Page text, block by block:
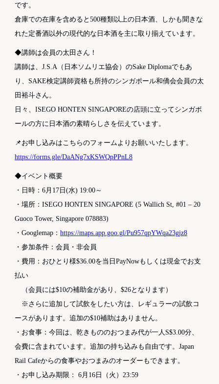
です。
倉庫での在庫を含めると500種類以上の日本酒、しかも聞きな
れた定番酒以外の現代的な日本酒を主に取り揃えています。
◆講師は会員の太田さん！
講師は、J.S.A（日本ソムリエ協会）のSake Diplomaでもあ
り、SAKE検定講師資格も所持のシンガポール和僑会会員の太
田裕斗さん。
日々、ISEGO HONTEN SINGAPOREの店頭に立ってシンガポ
ールの方に日本酒の素晴らしさを伝えています。
📌お申し込みはこちらのフォームよりお願いいたします。
https://forms.gle/DaANg7xKSWQpPPnL8
◆イベント概要
・日時：6月17日(水) 19:00～
・場所：ISEGO HONTEN SINGAPORE (5 Wallich St, #01 – 20
Guoco Tower, Singapore 078883)
・Googlemap： https://maps.app.goo.gl/Pu957qpYWqa23gjz8
・参加条件：会員・非会員
・費用：おひとり様$36.00を当日PayNowもしくは現金でお支
払い
（会員には$10の補助金があり、$26となります）
※さらに追加して試飲をしたい方は、レギュラーの試飲コ
ースがあります。追加の$10補助はありません。
・お食事：今回は、乾きもののおつまみ代が一人S$3.00分、
会費に含まれています。追加の持ち込みも自由です。Japan
Rail Cafeからの食事やおつまみのオーダーもできます。
・お申し込み期限： 6月16日（火）23:59